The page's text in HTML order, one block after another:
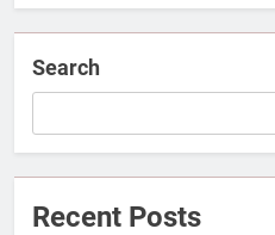
Search
Recent Posts